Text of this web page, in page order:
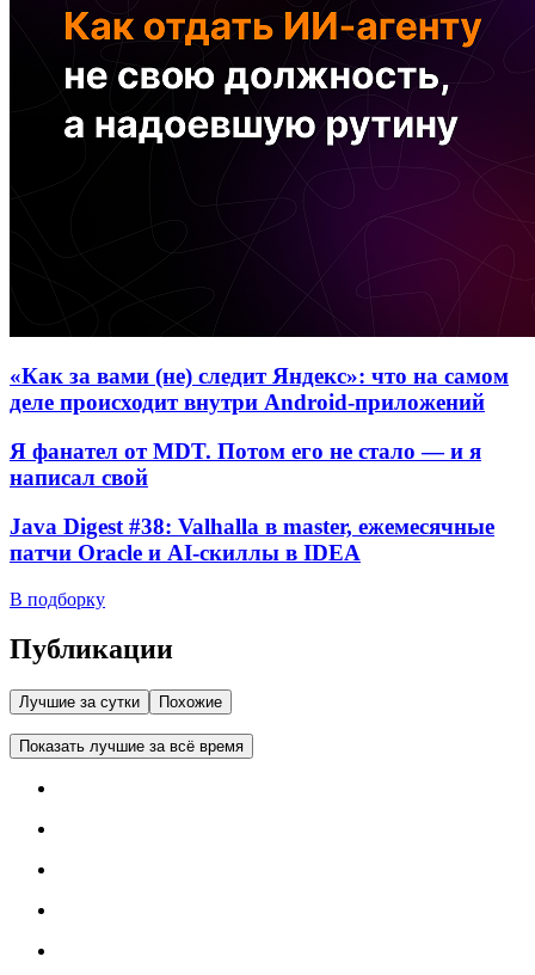
«Как за вами (не) следит Яндекс»: что на самом
деле происходит внутри Android-приложений
Я фанател от MDT. Потом его не стало — и я
написал свой
Java Digest #38: Valhalla в master, ежемесячные
патчи Oracle и AI-скиллы в IDEA
В подборку
Публикации
Лучшие за сутки Похожие
Показать лучшие за всё время